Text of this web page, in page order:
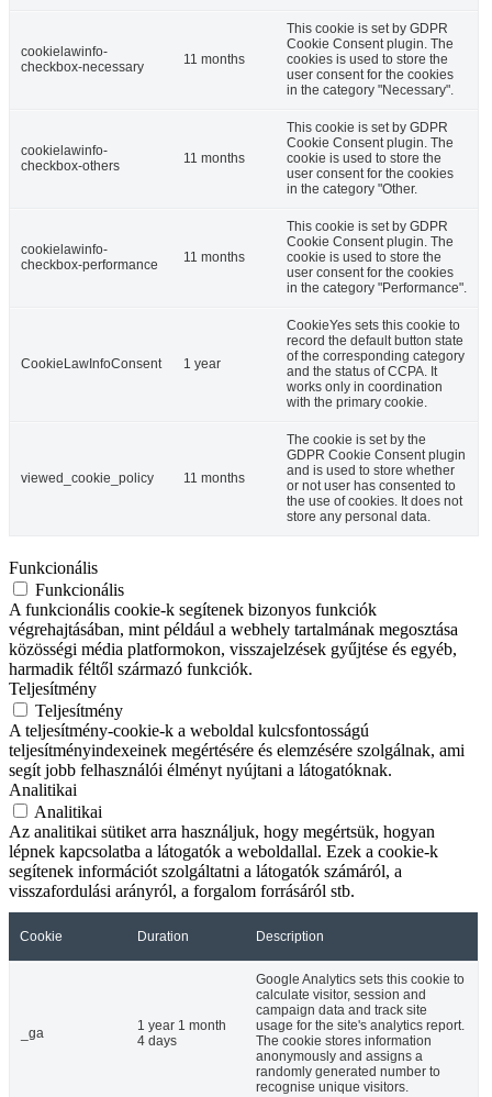
cookielawinfo-
checkbox-necessary
11 months
This cookie is set by GDPR
Cookie Consent plugin. The
cookies is used to store the
user consent for the cookies
in the category "Necessary".
cookielawinfo-
checkbox-others
11 months
This cookie is set by GDPR
Cookie Consent plugin. The
cookie is used to store the
user consent for the cookies
in the category "Other.
cookielawinfo-
checkbox-performance
11 months
This cookie is set by GDPR
Cookie Consent plugin. The
cookie is used to store the
user consent for the cookies
in the category "Performance".
CookieLawInfoConsent 1 year
CookieYes sets this cookie to
record the default button state
of the corresponding category
and the status of CCPA. It
works only in coordination
with the primary cookie.
viewed_cookie_policy 11 months
The cookie is set by the
GDPR Cookie Consent plugin
and is used to store whether
or not user has consented to
the use of cookies. It does not
store any personal data.
Funkcionális
Funkcionális
A funkcionális cookie-k segítenek bizonyos funkciók
végrehajtásában, mint például a webhely tartalmának megosztása
közösségi média platformokon, visszajelzések gyűjtése és egyéb,
harmadik féltől származó funkciók.
Teljesítmény
Teljesítmény
A teljesítmény-cookie-k a weboldal kulcsfontosságú
teljesítményindexeinek megértésére és elemzésére szolgálnak, ami
segít jobb felhasználói élményt nyújtani a látogatóknak.
Analitikai
Analitikai
Az analitikai sütiket arra használjuk, hogy megértsük, hogyan
lépnek kapcsolatba a látogatók a weboldallal. Ezek a cookie-k
segítenek információt szolgáltatni a látogatók számáról, a
visszafordulási arányról, a forgalom forrásáról stb.
Cookie Duration Description
_ga
1 year 1 month
4 days
Google Analytics sets this cookie to
calculate visitor, session and
campaign data and track site
usage for the site's analytics report.
The cookie stores information
anonymously and assigns a
randomly generated number to
recognise unique visitors.